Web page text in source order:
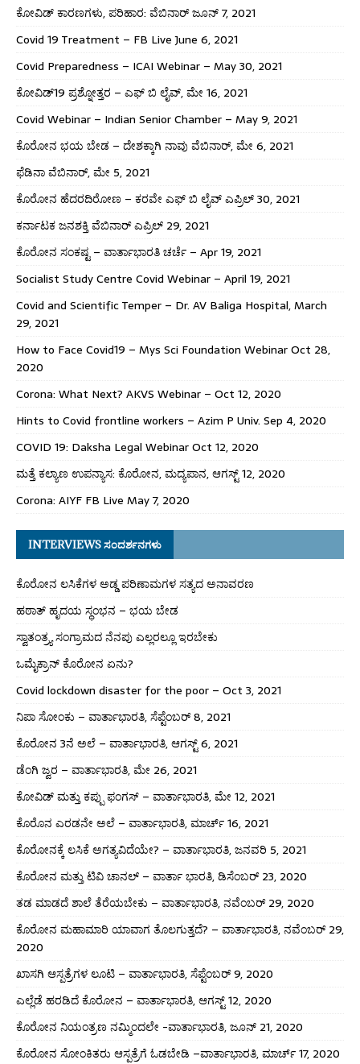
ಕೋವಿಡ್ ಕಾರಣಗಳು, ಪರಿಹಾರ: ವೆಬಿನಾರ್ ಜೂನ್ 7, 2021
Covid 19 Treatment – FB Live June 6, 2021
Covid Preparedness – ICAI Webinar – May 30, 2021
ಕೋವಿಡ್19 ಪ್ರಶ್ನೋತ್ತರ – ಎಫ್ ಬಿ ಲೈವ್, ಮೇ 16, 2021
Covid Webinar – Indian Senior Chamber – May 9, 2021
ಕೊರೋನ ಭಯ ಬೇಡ – ದೇಶಕ್ಕಾಗಿ ನಾವು ವೆಬಿನಾರ್, ಮೇ 6, 2021
ಫೆಡಿನಾ ವೆಬಿನಾರ್, ಮೇ 5, 2021
ಕೊರೋನ ಹೆದರದಿರೋಣ – ಕರವೇ ಎಫ್ ಬಿ ಲೈವ್ ಎಪ್ರಿಲ್ 30, 2021
ಕರ್ನಾಟಕ ಜನಶಕ್ತಿ ವೆಬಿನಾರ್ ಎಪ್ರಿಲ್ 29, 2021
ಕೊರೋನ ಸಂಕಷ್ಟ – ವಾರ್ತಾಭಾರತಿ ಚರ್ಚೆ – Apr 19, 2021
Socialist Study Centre Covid Webinar – April 19, 2021
Covid and Scientific Temper – Dr. AV Baliga Hospital, March
29, 2021
How to Face Covid19 – Mys Sci Foundation Webinar Oct 28,
2020
Corona: What Next? AKVS Webinar – Oct 12, 2020
Hints to Covid frontline workers – Azim P Univ. Sep 4, 2020
COVID 19: Daksha Legal Webinar Oct 12, 2020
ಮತ್ತೆ ಕಲ್ಯಾಣ ಉಪನ್ಯಾಸ: ಕೊರೋನ, ಮದ್ಯಪಾನ, ಆಗಸ್ಟ್ 12, 2020
Corona: AIYF FB Live May 7, 2020
INTERVIEWS ಸಂದರ್ಶನಗಳು
ಕೊರೋನ ಲಸಿಕೆಗಳ ಅಡ್ಡ ಪರಿಣಾಮಗಳ ಸತ್ಯದ ಅನಾವರಣ
ಹಠಾತ್ ಹೃದಯ ಸ್ಥಂಭನ – ಭಯ ಬೇಡ
ಸ್ವಾತಂತ್ರ್ಯ ಸಂಗ್ರಾಮದ ನೆನಪು ಎಲ್ಲರಲ್ಲೂ ಇರಬೇಕು
ಒಮೈಕ್ರಾನ್ ಕೊರೋನ ಏನು?
Covid lockdown disaster for the poor – Oct 3, 2021
ನಿಪಾ ಸೋಂಕು – ವಾರ್ತಾಭಾರತಿ, ಸೆಪ್ಟೆಂಬರ್ 8, 2021
ಕೊರೋನ 3ನೆ ಅಲೆ – ವಾರ್ತಾಭಾರತಿ, ಆಗಸ್ಟ್ 6, 2021
ಡೆಂಗಿ ಜ್ವರ – ವಾರ್ತಾಭಾರತಿ, ಮೇ 26, 2021
ಕೋವಿಡ್ ಮತ್ತು ಕಪ್ಪು ಫಂಗಸ್ – ವಾರ್ತಾಭಾರತಿ, ಮೇ 12, 2021
ಕೊರೊನ ಎರಡನೇ ಅಲೆ – ವಾರ್ತಾಭಾರತಿ, ಮಾರ್ಚ್ 16, 2021
ಕೊರೋನಕ್ಕೆ ಲಸಿಕೆ ಅಗತ್ಯವಿದೆಯೇ? – ವಾರ್ತಾಭಾರತಿ, ಜನವರಿ 5, 2021
ಕೊರೋನ ಮತ್ತು ಟಿವಿ ಚಾನಲ್ – ವಾರ್ತಾ ಭಾರತಿ, ಡಿಸೆಂಬರ್ 23, 2020
ತಡ ಮಾಡದೆ ಶಾಲೆ ತೆರೆಯಬೇಕು – ವಾರ್ತಾಭಾರತಿ, ನವೆಂಬರ್ 29, 2020
ಕೊರೋನ ಮಹಾಮಾರಿ ಯಾವಾಗ ತೊಲಗುತ್ತದೆ? – ವಾರ್ತಾಭಾರತಿ, ನವೆಂಬರ್ 29,
2020
ಖಾಸಗಿ ಆಸ್ಪತ್ರೆಗಳ ಲೂಟಿ – ವಾರ್ತಾಭಾರತಿ, ಸೆಪ್ಟೆಂಬರ್ 9, 2020
ಎಲ್ಲೆಡೆ ಹರಡಿದೆ ಕೊರೋನ – ವಾರ್ತಾಭಾರತಿ, ಆಗಸ್ಟ್ 12, 2020
ಕೊರೋನ ನಿಯಂತ್ರಣ ನಮ್ಮಿಂದಲೇ -ವಾರ್ತಾಭಾರತಿ, ಜೂನ್ 21, 2020
ಕೊರೋನ ಸೋಂಕಿತರು ಆಸ್ಪತ್ರೆಗೆ ಓಡಬೇಡಿ –ವಾರ್ತಾಭಾರತಿ, ಮಾರ್ಚ್ 17, 2020